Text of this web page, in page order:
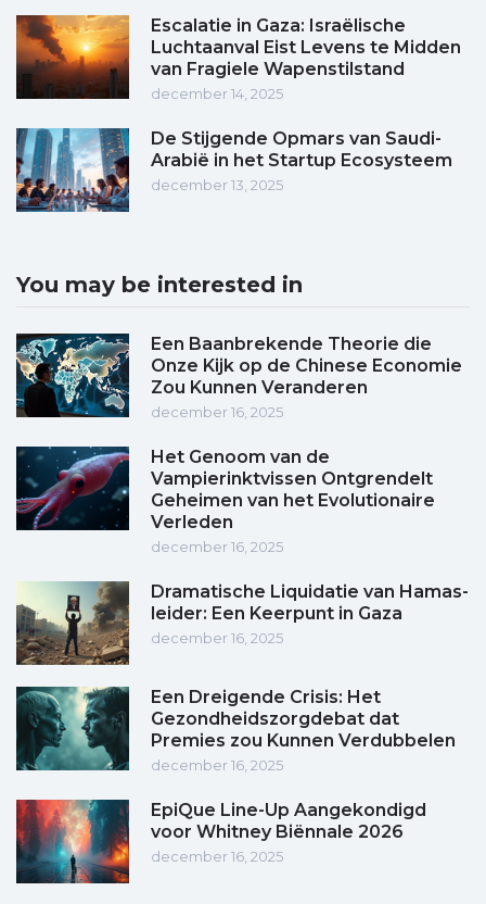
Escalatie in Gaza: Israëlische
Luchtaanval Eist Levens te Midden
van Fragiele Wapenstilstand
december 14, 2025
De Stijgende Opmars van Saudi-
Arabië in het Startup Ecosysteem
december 13, 2025
You may be interested in
Een Baanbrekende Theorie die
Onze Kijk op de Chinese Economie
Zou Kunnen Veranderen
december 16, 2025
Het Genoom van de
Vampierinktvissen Ontgrendelt
Geheimen van het Evolutionaire
Verleden
december 16, 2025
Dramatische Liquidatie van Hamas-
leider: Een Keerpunt in Gaza
december 16, 2025
Een Dreigende Crisis: Het
Gezondheidszorgdebat dat
Premies zou Kunnen Verdubbelen
december 16, 2025
EpiQue Line-Up Aangekondigd
voor Whitney Biënnale 2026
december 16, 2025